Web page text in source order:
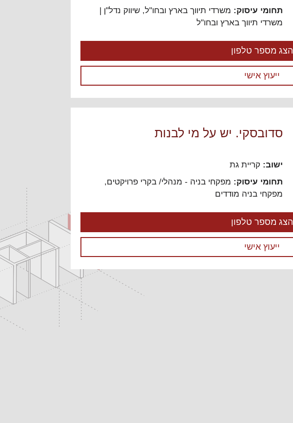
תחומי עיסוק: משרדי תיווך בארץ ובחו"ל,שיווק נדל"ן |
משרדי תיווך בארץ ובחו"ל
הצג מספר טלפון
ייעוץ אישי
סדובסקי. יש על מי לבנות
ישוב: קריית גת
תחומי עיסוק: מפקחי בניה - מנהלי/ בקרי פרויקטים,
מפקחי בניה מודדים
הצג מספר טלפון
ייעוץ אישי